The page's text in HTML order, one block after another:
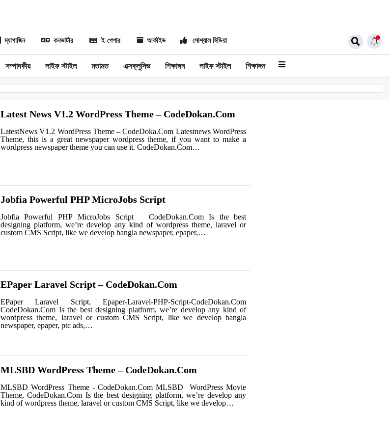
ম্যাগাজিন কনভার্টার ই-পেপার আর্কাইভ সোশ্যাল মিডিয়া
সম্পাদকীয় লাইফ স্টাইল মতামত এক্সক্লুসিভ শিক্ষাঙ্গন লাইফ স্টাইল শিক্ষাঙ্গন
Latest News V1.2 WordPress Theme – CodeDokan.Com
LatestNews V1.2 WordPress Theme – CodeDoka.Com Latestnews WordPress
Theme, this is a great newspaper wordpress theme, if you want to make a
wordpress newspaper theme you can use it. CodeDokan.Com…
Jobfia Powerful PHP MicroJobs Script
Jobfia Powerful PHP MicroJobs Script CodeDokan.Com Is the best
designing platform, we’re develop any kind of wordpress theme, laravel or
custom CMS Script, like we develop bangla newspaper, epaper,…
EPaper Laravel Script – CodeDokan.Com
EPaper Laravel Script, Epaper-Laravel-PHP-Script-CodeDokan.Com
CodeDokan.Com Is the best designing platform, we’re develop any kind of
wordpress theme, laravel or custom CMS Script, like we develop bangla
newspaper, epaper, ptc ads,…
MLSBD WordPress Theme – CodeDokan.Com
MLSBD WordPress Theme - CodeDokan.Com MLSBD WordPress Movie
Theme, CodeDokan.Com Is the best designing platform, we’re develop any
kind of wordpress theme, laravel or custom CMS Script, like we develop…